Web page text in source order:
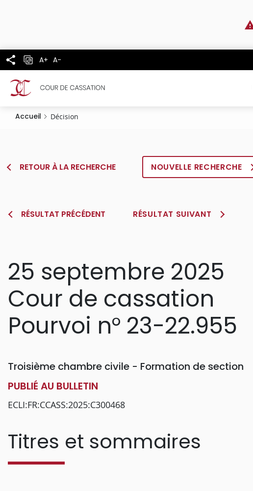
A+ A-
Accueil Décision
RETOUR À LA RECHERCHE NOUVELLE RECHERCHE
RÉSULTAT PRÉCÉDENT RÉSULTAT SUIVANT
25 septembre 2025
Cour de cassation
Pourvoi n° 23-22.955
Troisième chambre civile - Formation de section
PUBLIÉ AU BULLETIN
ECLI:FR:CCASS:2025:C300468
Titres et sommaires